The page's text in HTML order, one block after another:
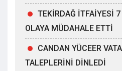
TEKİRDAĞ İTFAİYESİ
OLAYA MÜDAHALE ETTİ
CANDAN YÜCEER
TALEPLERİNİ DİNLEDİ